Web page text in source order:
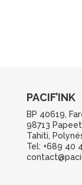
PACIF’INK
BP 40619,
98713
Tahiti,
Tel: +689 40